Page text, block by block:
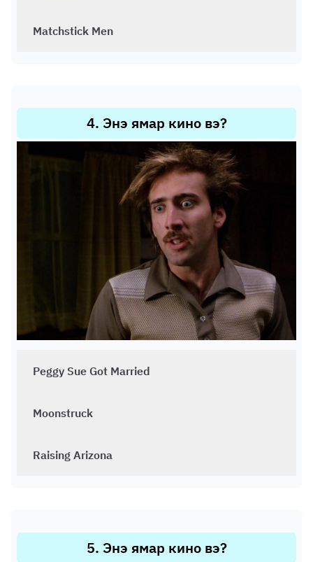
Matchstick Men
4. Энэ ямар кино вэ?
Peggy Sue Got Married
Moonstruck
Raising Arizona
5. Энэ ямар кино вэ?